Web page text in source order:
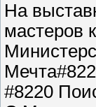
На
мастеров
#8220